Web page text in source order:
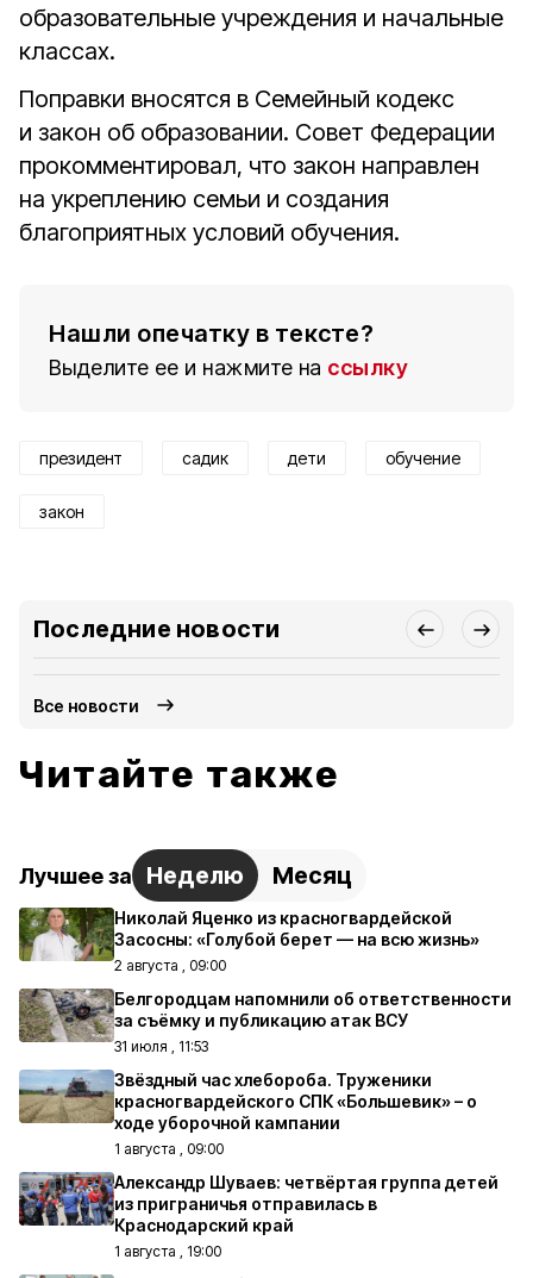
образовательные учреждения и начальные
классах.
Поправки вносятся в Семейный кодекс
и закон об образовании. Совет Федерации
прокомментировал, что закон направлен
на укреплению семьи и создания
благоприятных условий обучения.
Нашли опечатку в тексте?
Выделите ее и нажмите на ссылку
президент садик дети обучение
закон
Последние новости
Все новости
Читайте также
Лучшее за Неделю Месяц
Николай Яценко из красногвардейской
Засосны: «Голубой берет — на всю жизнь»
2 августа , 09:00
Белгородцам напомнили об ответственности
за съёмку и публикацию атак ВСУ
31 июля , 11:53
Звёздный час хлебороба. Труженики
красногвардейского СПК «Большевик» – о
ходе уборочной кампании
1 августа , 09:00
Александр Шуваев: четвёртая группа детей
из приграничья отправилась в
Краснодарский край
1 августа , 19:00